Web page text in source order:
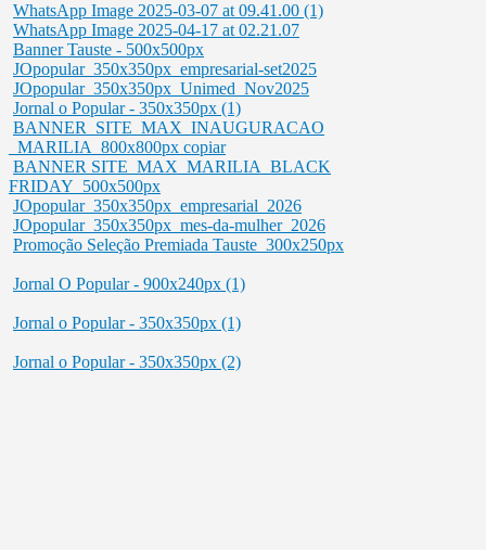
WhatsApp Image 2025-03-07 at 09.41.00 (1)
WhatsApp Image 2025-04-17 at 02.21.07
Banner Tauste - 500x500px
JOpopular_350x350px_empresarial-set2025
JOpopular_350x350px_Unimed_Nov2025
Jornal o Popular - 350x350px (1)
BANNER_SITE_MAX_INAUGURACAO
_MARILIA_800x800px copiar
BANNER SITE_MAX_MARILIA_BLACK
FRIDAY_500x500px
JOpopular_350x350px_empresarial_2026
JOpopular_350x350px_mes-da-mulher_2026
Promoção Seleção Premiada Tauste_300x250px
Jornal O Popular - 900x240px (1)
Jornal o Popular - 350x350px (1)
Jornal o Popular - 350x350px (2)